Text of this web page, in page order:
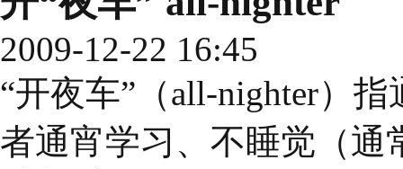
2009-12-22 16:45
“开夜车”（all-nighter）
者通宵学习、不睡觉（通